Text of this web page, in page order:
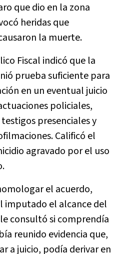
que dio en la zona
heridas que
la muerte.
Fiscal indicó que la
prueba suficiente para
en un eventual juicio
policiales,
presenciales y
Calificó el
agravado por el uso
el acuerdo,
imputado el alcance del
consultó si comprendía
reunido evidencia que,
a juicio, podía derivar en